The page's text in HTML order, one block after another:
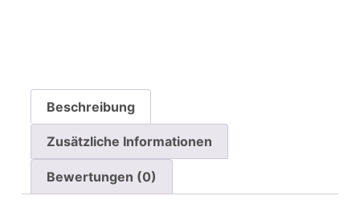
Beschreibung
Zusätzliche Informationen
Bewertungen (0)